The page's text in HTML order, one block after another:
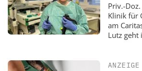
Priv.-
Klinik für
am
Lutz geht
ANZEIGE